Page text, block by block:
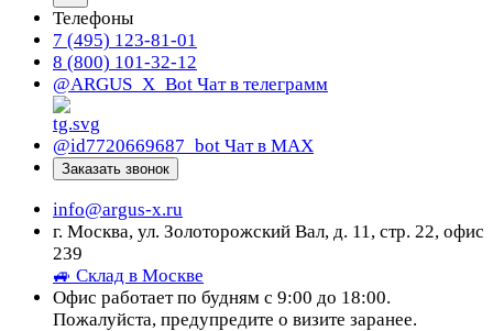
Телефоны
7 (495) 123-81-01
8 (800) 101-32-12
@ARGUS_X_Bot Чат в телеграмм
@id7720669687_bot Чат в МАХ
Заказать звонок
info@argus-x.ru
г. Москва, ул. Золоторожский Вал, д. 11, стр. 22, офис
239
🚙 Склад в Москве
Офис работает по будням с 9:00 до 18:00.
Пожалуйста, предупредите о визите заранее.